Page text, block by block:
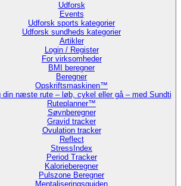
Udforsk
Events
Udforsk sports kategorier
Udforsk sundheds kategorier
Artikler
Login / Register
For virksomheder
BMI beregner
Beregner
Opskriftsmaskinen™
din næste rute – løb, cykel eller gå – med Sundti
Ruteplanner™
Søvnberegner
Gravid tracker
Ovulation tracker
Reflect
StressIndex
Period Tracker
Kalorieberegner
Pulszone Beregner
Mentaliseringsguiden